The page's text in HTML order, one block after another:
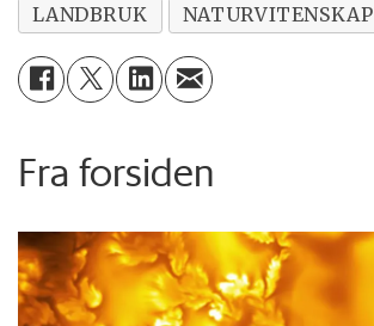
LANDBRUK NATURVITENSKAP
Fra forsiden